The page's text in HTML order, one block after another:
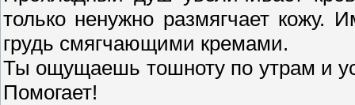
только ненужно размягчает кожу.
грудь смягчающими кремами.
Ты ощущаешь тошноту по утрам и
Помогает!